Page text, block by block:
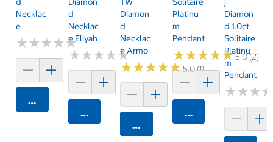
Necklac
E
★★★★★
★★★★★
카트에 담기
D
Necklac
E Eliyah
★★★★★
★★★★★
카트에 담기
Diamon
D
Necklac
E Armo
★★★★★
★★★★★5.0 (1)
카트에 담기
Platinu
M
Pendant
★★★★★
★★★★★5.0 (2)
카트에 담기
Diamon
D 1.0ct
Solitaire
Platinu
M
Pendant
★★★
★★★